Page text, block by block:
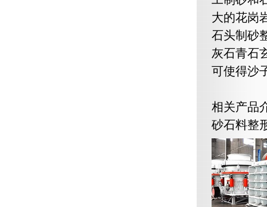
大的花岗
石头制砂
灰石青石
可使得沙
相关产品
砂石料整